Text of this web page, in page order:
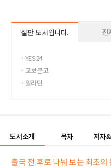
절판 도서입니다. 전
· YES24
· 교보문고
· 알라딘
도서소개 목차 저자
출국 전 후로 나눠 보는 최초의